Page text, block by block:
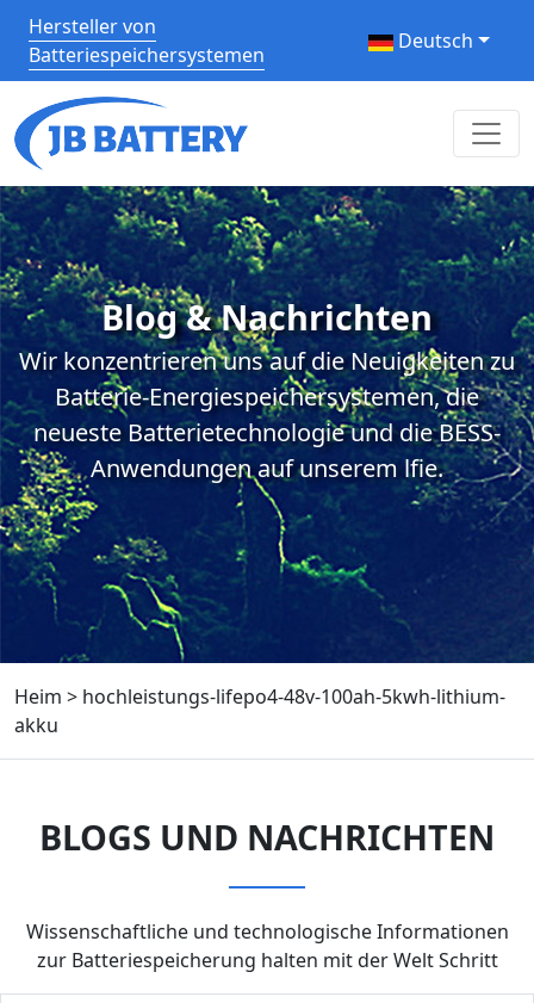
Hersteller von
Batteriespeichersystemen
Deutsch
Blog & Nachrichten
Wir konzentrieren uns auf die Neuigkeiten zu
Batterie-Energiespeichersystemen, die
neueste Batterietechnologie und die BESS-
Anwendungen auf unserem lfie.
Heim > hochleistungs-lifepo4-48v-100ah-5kwh-lithium-
akku
BLOGS UND NACHRICHTEN
Wissenschaftliche und technologische Informationen
zur Batteriespeicherung halten mit der Welt Schritt